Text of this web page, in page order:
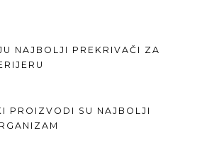
NAJBOLJI PREKRIVAČI ZA
PROIZVODI SU NAJBOLJI